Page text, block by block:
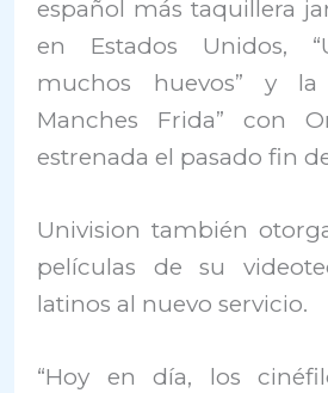
español más taquillera
en Estados Unidos,
muchos huevos” y la
Manches Frida” con
estrenada el pasado fin
Univision también
películas de su
latinos al nuevo servicio.
“Hoy en día, los